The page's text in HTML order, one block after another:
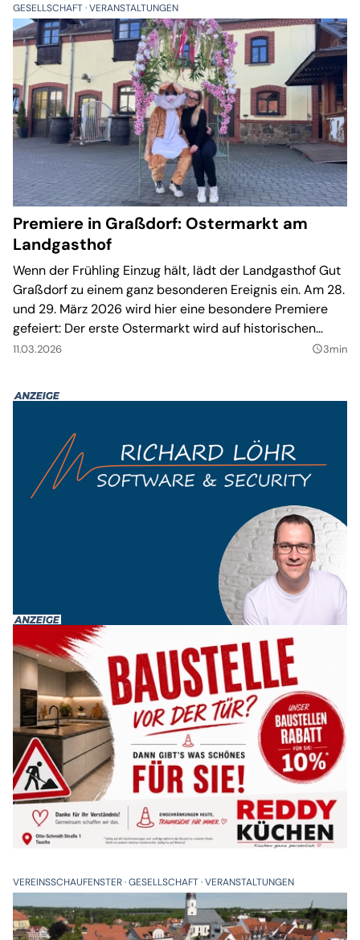
GESELLSCHAFT VERANSTALTUNGEN
Premiere in Graßdorf: Ostermarkt am
Landgasthof
Wenn der Frühling Einzug hält, lädt der Landgasthof Gut
Graßdorf zu einem ganz besonderen Ereignis ein. Am 28.
und 29. März 2026 wird hier eine besondere Premiere
gefeiert: Der erste Ostermarkt wird auf historischen
Gutshof stattfinden.
11.03.2026 query_builder3min
VEREINSSCHAUFENSTER GESELLSCHAFT VERANSTALTUNGEN